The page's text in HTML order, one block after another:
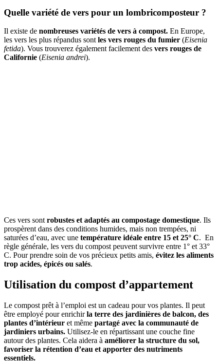
Quelle variété de vers pour un lombricomposteur ?
Il existe de nombreuses variétés de vers à compost. En Europe,
les vers les plus répandus sontles vers rouges du fumier (Eisenia
fetida). Vous trouverez également facilement des vers rouges de
Californie (Eisenia andrei).
Ces vers sontrobustes et adaptés au compostage domestique. Ils
prospèrent dans des conditions humides, mais non trempées, ni
saturées d’eau, avec une température idéale entre 15 et 25° C. En
règle générale, les vers du compost peuvent survivre entre 1° et 33°
C. Pour prendre soin de vos précieux petits amis, évitez les aliments
trop acides, épicés ou salés.
Utilisation du compost d’appartement
Le compost prêt à l’emploi est un cadeau pour vos plantes. Il peut
être employé pour enrichirla terre des jardinières de balcon, des
plantes d’intérieur et même partagé avec la communauté de
jardiniers urbains. Utilisez-le en répartissant une couche fine
autour des plantes. Cela aidera à améliorer la structure du sol,
favoriser la rétention d’eau et apporter des nutriments
essentiels.